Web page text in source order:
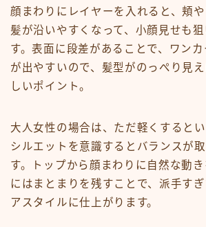
顔まわりにレイヤーを入れると、頬
髪が沿いやすくなって、小顔見せも
す。表面に段差があることで、ワン
が出やすいので、髪型がのっぺり見
しいポイント。
大人女性の場合は、ただ軽くすると
シルエットを意識するとバランスが
す。トップから顔まわりに自然な動
にはまとまりを残すことで、派手す
アスタイルに仕上がります。